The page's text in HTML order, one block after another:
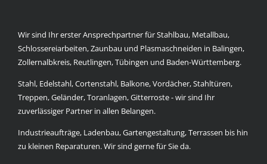
Wir sind Ihr erster Ansprechpartner für Stahlbau, Metallbau,
Schlossereiarbeiten, Zaunbau und Plasmaschneiden in Balingen,
Zollernalbkreis, Reutlingen, Tübingen und Baden-Württemberg.
Stahl, Edelstahl, Cortenstahl, Balkone, Vordächer, Stahltüren,
Treppen, Geländer, Toranlagen, Gitterroste - wir sind Ihr
zuverlässiger Partner in allen Belangen.
Industrieaufträge, Ladenbau, Gartengestaltung, Terrassen bis hin
zu kleinen Reparaturen. Wir sind gerne für Sie da.